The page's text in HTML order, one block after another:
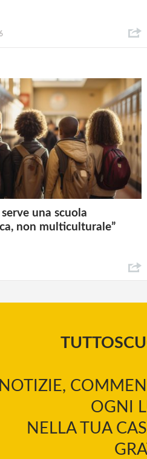
serve una scuola
non multiculturale”
NOTIZIE,
OGNI
NELLA TUA